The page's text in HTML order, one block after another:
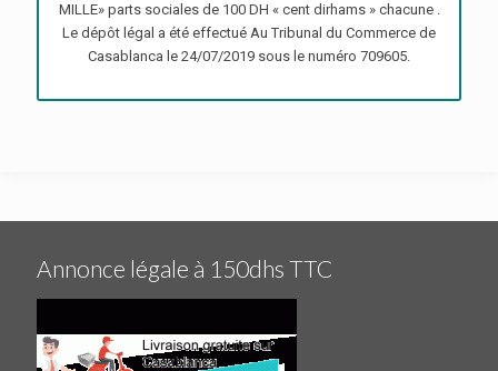
MILLE» parts sociales de 100 DH « cent dirhams » chacune .
Le dépôt légal a été effectué Au Tribunal du Commerce de
Casablanca le 24/07/2019 sous le numéro 709605.
Annonce légale à 150dhs TTC